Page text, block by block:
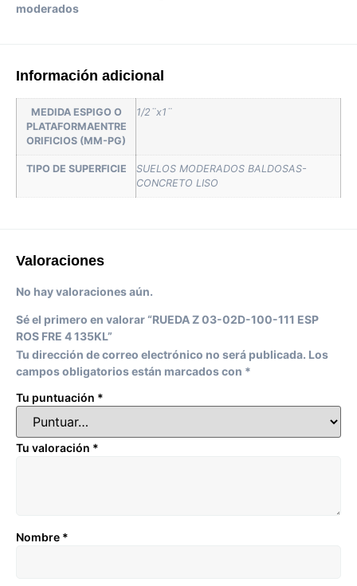
moderados
Información adicional
MEDIDA ESPIGO O
PLATAFORMAENTRE
ORIFICIOS (MM-PG)
1/2¨x1¨
TIPO DE SUPERFICIE
SUELOS MODERADOS BALDOSAS-
CONCRETO LISO
Valoraciones
No hay valoraciones aún.
Sé el primero en valorar “RUEDA Z 03-02D-100-111 ESP
ROS FRE 4 135KL”
Tu dirección de correo electrónico no será publicada. Los
campos obligatorios están marcados con *
Tu puntuación *
Tu valoración *
Nombre *